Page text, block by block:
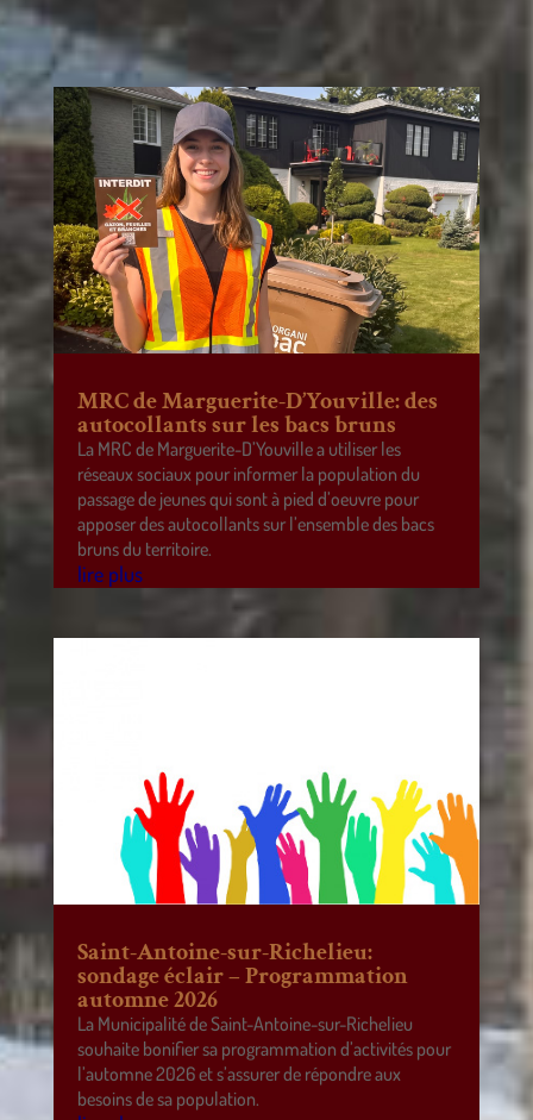
MRC de Marguerite-D’Youville: des
autocollants sur les bacs bruns
La MRC de Marguerite-D’Youville a utiliser les
réseaux sociaux pour informer la population du
passage de jeunes qui sont à pied d’oeuvre pour
apposer des autocollants sur l’ensemble des bacs
bruns du territoire.
lire plus
Saint-Antoine-sur-Richelieu:
sondage éclair – Programmation
automne 2026
La Municipalité de Saint-Antoine-sur-Richelieu
souhaite bonifier sa programmation d’activités pour
l’automne 2026 et s’assurer de répondre aux
besoins de sa population.